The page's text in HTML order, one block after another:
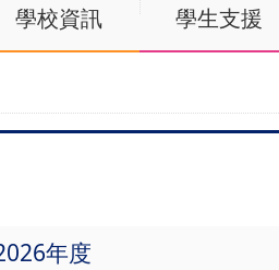
學校資訊 學生支援
年度